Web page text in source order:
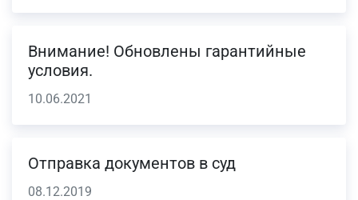
Внимание! Обновлены гарантийные
условия.
10.06.2021
Отправка документов в суд
08.12.2019